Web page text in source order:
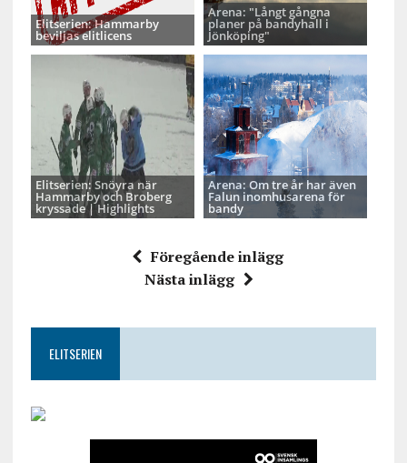
Elitserien: Hammarby
beviljas elitlicens
Arena: "Långt gångna
planer på bandyhall i
Jönköping"
Elitserien: Snöyra när
Hammarby och Broberg
kryssade | Highlights
Arena: Om tre år har även
Falun inomhusarena för
bandy
Föregående inlägg
Nästa inlägg
ELITSERIEN